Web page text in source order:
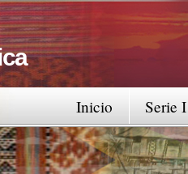
Serie I
Inicio